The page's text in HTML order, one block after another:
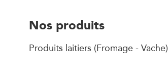
Nos produits
Produits laitiers (Fromage - Vache)